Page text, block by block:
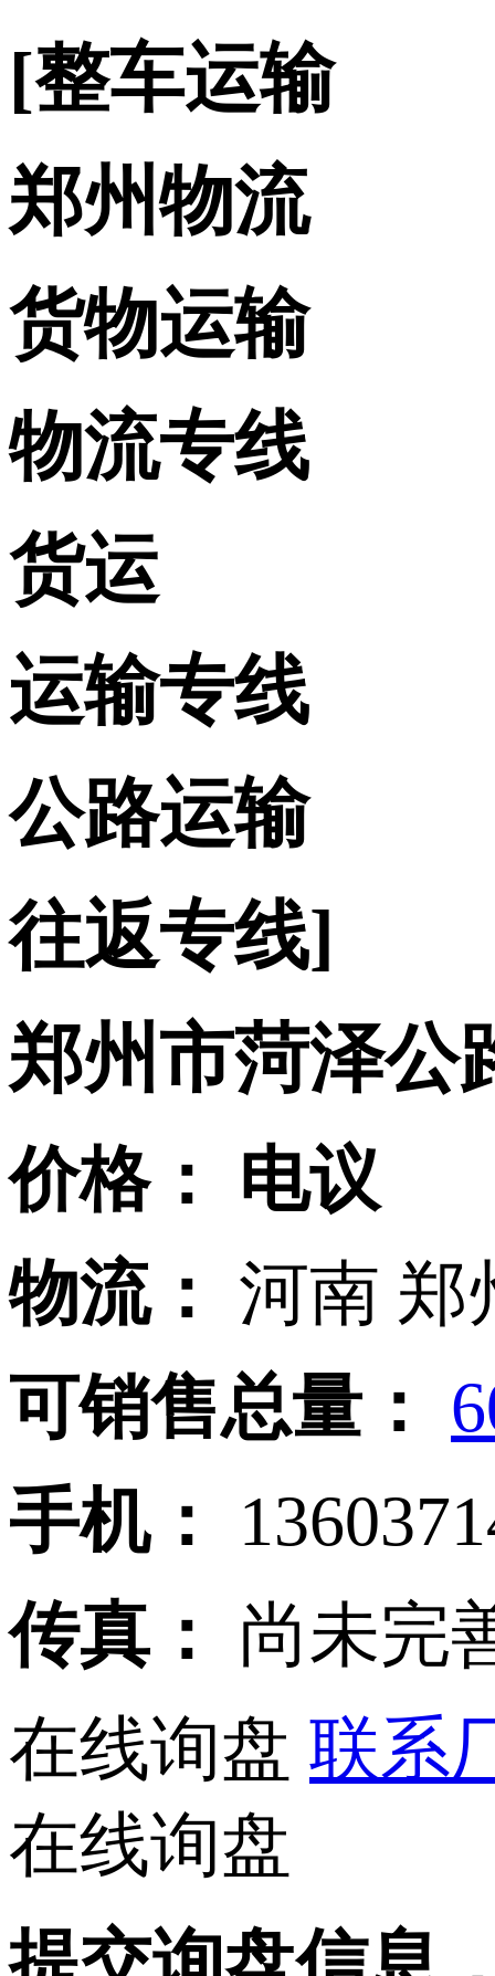
[整车运输
郑州物流
货物运输
物流专线
货运
运输专线
公路运输
往返专线]
郑州市菏泽公
价格：
电议
物流： 河南 郑
可销售总量：
手机：
传真：
尚未完
在线询盘 联系
在线询盘